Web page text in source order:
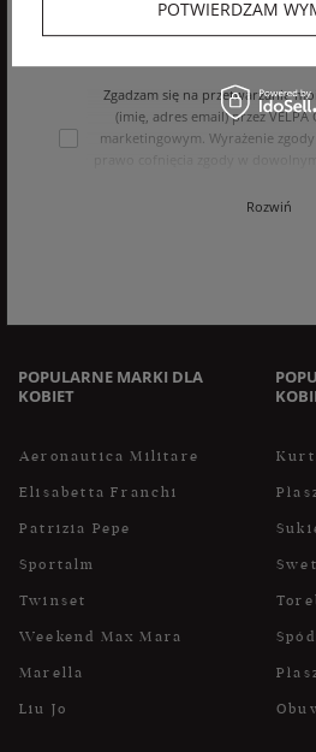
Wyrażam zgodę na otrzymywanie
od velpa.pl jak opisano wpolityce
Zgadzam się na przetwarzanie
(imię, adres email) przez
marketingowym. Wyrażenie
podstawie zgody przed jejRozwiń
POPULARNE MARKI DLA
KOBIET
Aeronautica Militare
Elisabetta Franchi
Patrizia Pepe
Sportalm
Twinset
Weekend Max Mara
Marella
Liu Jo
POTWIERDZAM